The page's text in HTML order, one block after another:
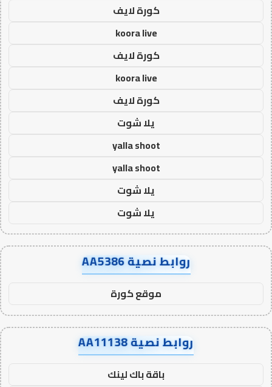
كورة لايف
koora live
كورة لايف
koora live
كورة لايف
يلا شوت
yalla shoot
yalla shoot
يلا شوت
يلا شوت
روابط نصية AA5386
موقع كورة
روابط نصية AA11138
باقة باك لينك